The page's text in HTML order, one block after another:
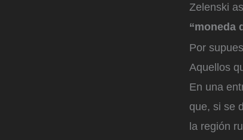
Zelenski
“moneda
Por
Aquellos
En una
que, si se
la región